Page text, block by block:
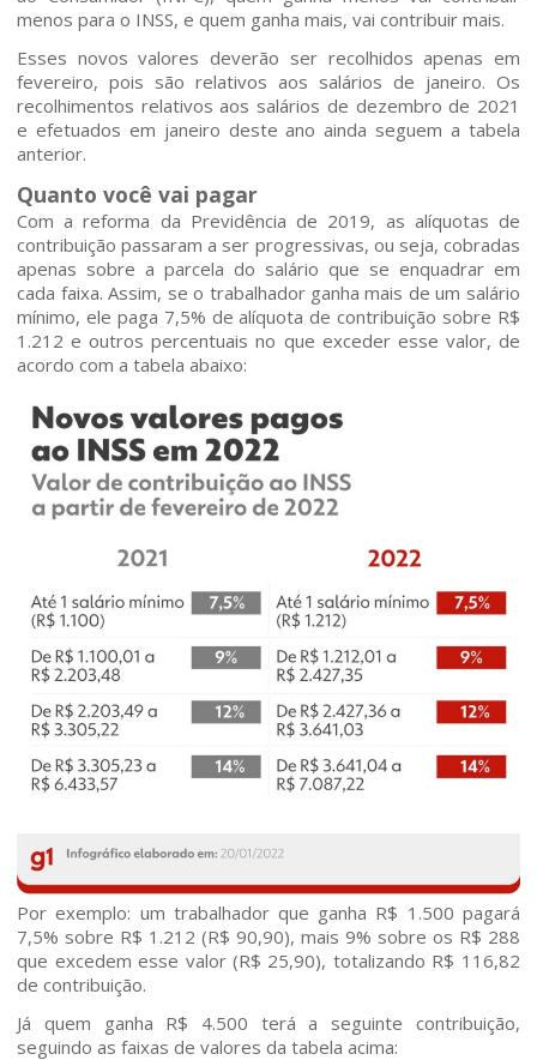
Quem somos
Áreas de Atuação
Profissionais
Contato
menos para o INSS, e quem ganha mais, vai contribuir mais.
Esses novos valores deverão ser recolhidos apenas em
fevereiro, pois são relativos aos salários de janeiro. Os
recolhimentos relativos aos salários de dezembro de 2021
e efetuados em janeiro deste ano ainda seguem a tabela
anterior.
Quanto você vai pagar
Com a reforma da Previdência de 2019, as alíquotas de
contribuição passaram a ser progressivas, ou seja, cobradas
apenas sobre a parcela do salário que se enquadrar em
cada faixa. Assim, se o trabalhador ganha mais de um salário
mínimo, ele paga 7,5% de alíquota de contribuição sobre R$
1.212 e outros percentuais no que exceder esse valor, de
acordo com a tabela abaixo:
Por exemplo: um trabalhador que ganha R$ 1.500 pagará
7,5% sobre R$ 1.212 (R$ 90,90), mais 9% sobre os R$ 288
que excedem esse valor (R$ 25,90), totalizando R$ 116,82
de contribuição.
Já quem ganha R$ 4.500 terá a seguinte contribuição,
seguindo as faixas de valores da tabela acima: